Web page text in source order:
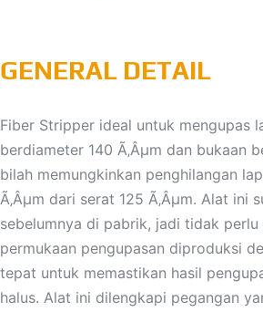
GENERAL DETAIL
Fiber Stripper ideal untuk mengupas
berdiameter 140 Ã‚Âµm dan bukaan
bilah memungkinkan penghilangan
Ã‚Âµm dari serat 125 Ã‚Âµm. Alat ini
sebelumnya di pabrik, jadi tidak perlu
permukaan pengupasan diproduksi
tepat untuk memastikan hasil
halus. Alat ini dilengkapi pegangan